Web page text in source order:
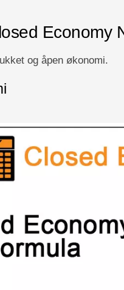
Economy
og åpen økonomi.